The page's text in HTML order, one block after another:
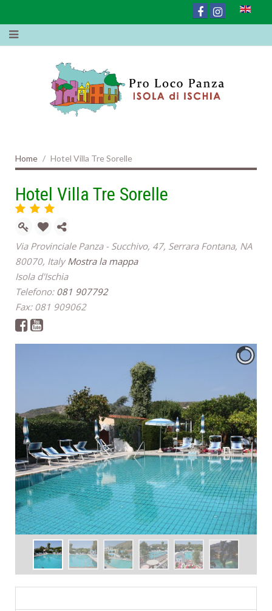
Home Hotel Villa Tre Sorelle
Hotel Villa Tre Sorelle
Via Provinciale Panza - Succhivo, 47, Serrara Fontana, NA
80070, Italy Mostra la mappa
Isola d'Ischia
Telefono: 081 907792
Fax: 081 909062